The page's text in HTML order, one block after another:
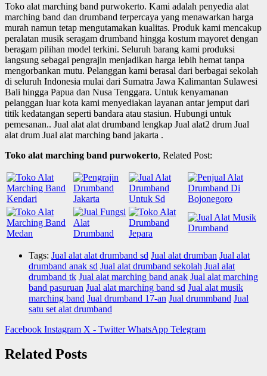
Toko alat marching band purwokerto. Kami adalah penyedia alat
marching band dan drumband terpercaya yang menawarkan harga
murah namun tetap mengutamakan kualitas. Produk kami mencakup
peralatan musik seragam drumband hingga kostum mayoret dengan
beragam pilihan model terkini. Seluruh barang kami produksi
langsung sebagai pengrajin menjadikan harga lebih hemat tanpa
mengorbankan mutu. Pelanggan kami berasal dari berbagai sekolah
di seluruh Indonesia mulai dari Sumatra Jawa Kalimantan Sulawesi
Bali hingga Papua dan Nusa Tenggara. Untuk kenyamanan
pelanggan luar kota kami menyediakan layanan antar jemput dari
titik kedatangan seperti bandara atau stasiun. Hubungi untuk
pemesanan.. Jual alat alat drumband lengkap Jual alat2 drum Jual
alat drum Jual alat marching band jakarta .
Toko alat marching band purwokerto, Related Post:
Tags: Jual alat alat drumband sd Jual alat drumban Jual alat
drumband anak sd Jual alat drumband sekolah Jual alat
drumband tk Jual alat marching band anak Jual alat marching
band pasuruan Jual alat marching band sd Jual alat musik
marching band Jual drumband 17-an Jual drummband Jual
satu set alat drumband
Facebook Instagram X - Twitter WhatsApp Telegram
Related Posts